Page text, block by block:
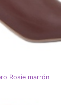
Rosie marrón